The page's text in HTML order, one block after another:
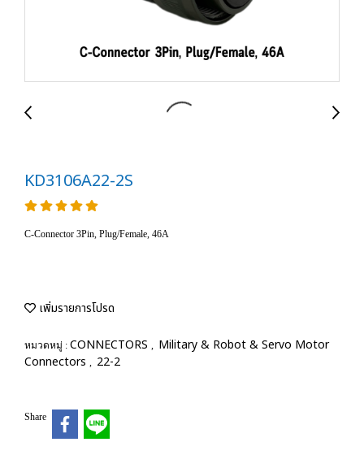
KD3106A22-2S
C-Connector 3Pin, Plug/Female, 46A
เพิ่มรายการโปรด
หมวดหมู่ : CONNECTORS , Military & Robot & Servo Motor
Connectors , 22-2
Share